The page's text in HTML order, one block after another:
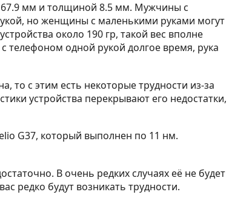
мм и толщиной 8.5 мм. Мужчины с
но женщины с маленькими руками могут
около 190 гр, такой вес вполне
телефоном одной рукой долгое время, рука
то с этим есть некоторые трудности из-за
устройства перекрывают его недостатки,
G37, который выполнен по 11 нм.
В очень редких случаях её не будет
редко будут возникать трудности.